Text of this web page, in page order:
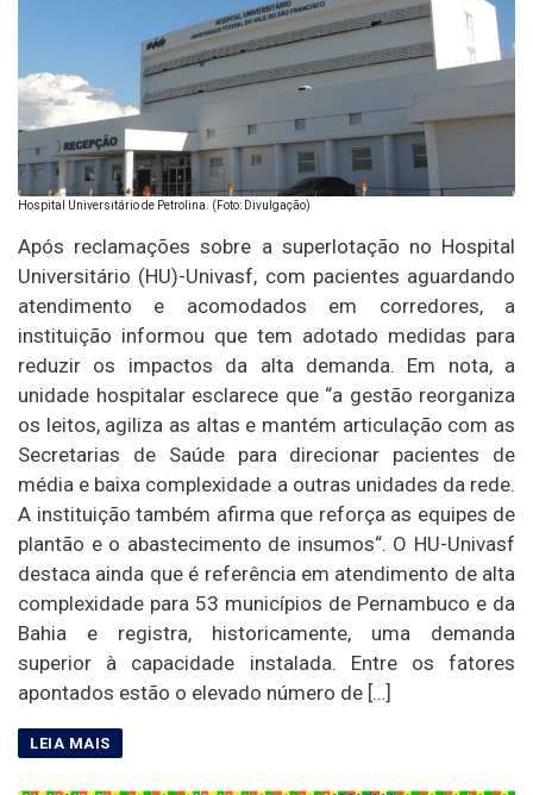
Hospital Universitário de Petrolina. (Foto: Divulgação)
Após reclamações sobre a superlotação no Hospital
Universitário (HU)-Univasf, com pacientes aguardando
atendimento e acomodados em corredores, a
instituição informou que tem adotado medidas para
reduzir os impactos da alta demanda. Em nota, a
unidade hospitalar esclarece que “a gestão reorganiza
os leitos, agiliza as altas e mantém articulação com as
Secretarias de Saúde para direcionar pacientes de
média e baixa complexidade a outras unidades da rede.
A instituição também afirma que reforça as equipes de
plantão e o abastecimento de insumos“. O HU-Univasf
destaca ainda que é referência em atendimento de alta
complexidade para 53 municípios de Pernambuco e da
Bahia e registra, historicamente, uma demanda
superior à capacidade instalada. Entre os fatores
apontados estão o elevado número de […]